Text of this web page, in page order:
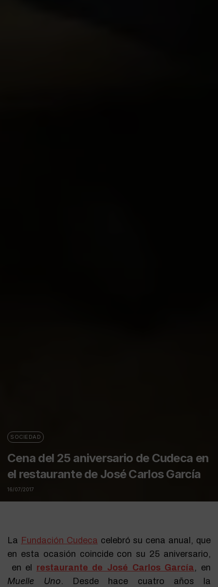
SOCIEDAD
Cena del 25 aniversario de Cudeca en
el restaurante de José Carlos García
16/07/2017
La Fundación Cudeca celebró su cena anual, que
en esta ocasión coincide con su 25 aniversario,
en el restaurante de José Carlos García, en
Muelle Uno. Desde hace cuatro años la